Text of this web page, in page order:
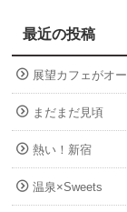
最近の投稿
展望カフェがオ
まだまだ見頃
熱い！新宿
温泉×Sweets